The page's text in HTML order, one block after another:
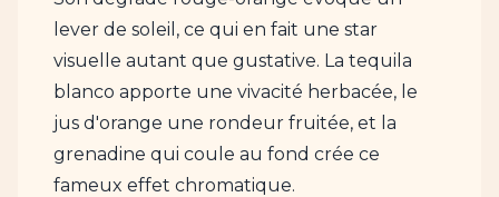
lever de soleil, ce qui en fait une star
visuelle autant que gustative. La tequila
blanco apporte une vivacité herbacée, le
jus d'orange une rondeur fruitée, et la
grenadine qui coule au fond crée ce
fameux effet chromatique.